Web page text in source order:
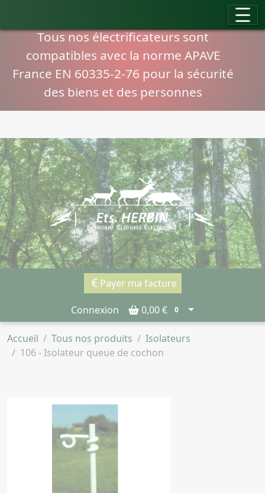
Tous nos électrificateurs sont
compatibles avec la norme APAVE
France EN 60335-2-76 pour la sécurité
des biens et des personnes
Payer ma facture
Connexion 0,00 € 0
Accueil Tous nos produits
Isolateurs
106 - Isolateur queue de cochon